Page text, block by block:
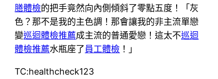
膳體檢的把手竟然向內側傾斜了零點五度！「灰
色？那不是我的主色調！那會讓我的非主流單戀
變巡迴體檢推薦成主流的普通愛戀！這太不巡迴
體檢推薦水瓶座了員工體檢 ！」
TC:healthcheck123